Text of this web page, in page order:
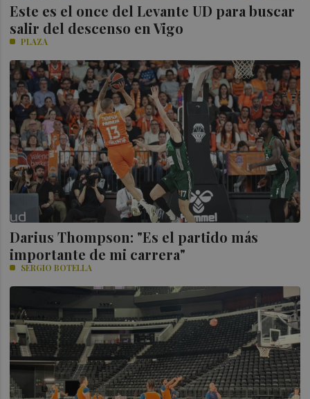
Este es el once del Levante UD para buscar
salir del descenso en Vigo
PLAZA
Darius Thompson: "Es el partido más
importante de mi carrera"
SERGIO BOTELLA